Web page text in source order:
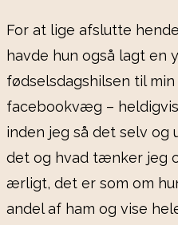
For at lige afslutte
havde hun også lagt en
fødselsdagshilsen til
facebookvæg –
inden jeg så det selv og
det og hvad tænker jeg
ærligt, det er som om
andel af ham og vise